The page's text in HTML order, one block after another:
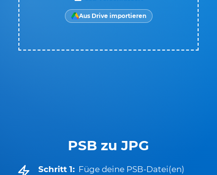
PSB zu JPG
Schritt 1: Füge deine PSB-Datei(en)
Aus Drive importieren